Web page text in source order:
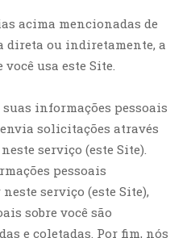
acima mencionadas de
direta ou indiretamente, a
usa este Site.
informações pessoais
solicitações através
serviço (este Site).
pessoais
serviço (este Site),
sobre você são
e coletadas. Por fim, nós